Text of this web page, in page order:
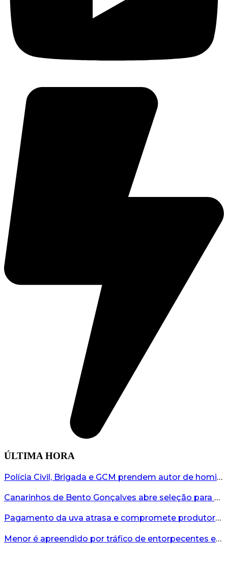
ÚLTIMA HORA
Polícia Civil, Brigada e GCM prendem autor de homicídio em Bento Gonçalves...
Canarinhos de Bento Gonçalves abre seleção para novos integrantes...
Pagamento da uva atrasa e compromete produtores...
Menor é apreendido por tráfico de entorpecentes em Veranópolis...